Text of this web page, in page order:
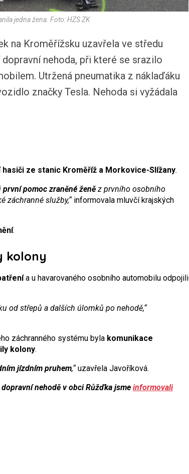
jedna žena. Foto: HZS ZK
na Kroměřížsku uzavřela ve středu
nehoda, při které se srazilo
Utržená pneumatika z náklaďáku
značky Tesla. Nehoda si vyžádala
ze stanic Kroměříž a Morkovice-Slížany.
první pomoc zraněné ženě z prvního osobního
záchranné služby,“informovala mluvčí krajských
.
kolony
a u havarovaného osobního automobilu odpojili
od střepů a dalších úlomků po nehodě,“
záchranného systému byla komunikace
kolony.
jízdním pruhem,“uzavřela Javoříková.
nehodě v obci Růžďka jsme informovali